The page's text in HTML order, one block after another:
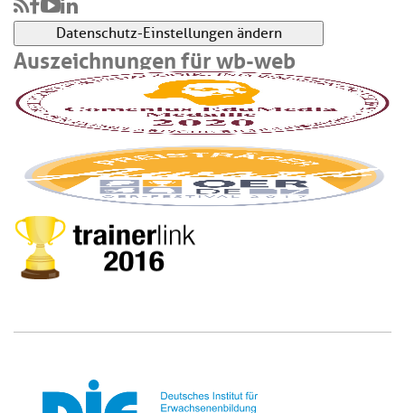
Datenschutz-Einstellungen ändern
Auszeichnungen für wb-web